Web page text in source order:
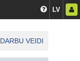
LV
DARBU VEIDI